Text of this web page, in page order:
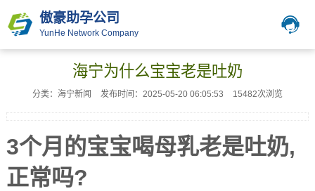
傲豪助孕公司
YunHe Network Company
海宁为什么宝宝老是吐奶
分类：海宁新闻 发布时间：2025-05-20 06:05:53 15482次浏览
3个月的宝宝喝母乳老是吐奶,
正常吗?